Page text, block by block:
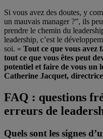
Si vous avez des doutes, y
un mauvais manager ?”, ils
prendre le chemin du
leadership, c’est le
soi. « Tout ce que vous avez
tout ce que vous êtes peut
potentiel et faire de vous un
Catherine Jacquet,
FAQ : questions
erreurs de
Quels sont les signes